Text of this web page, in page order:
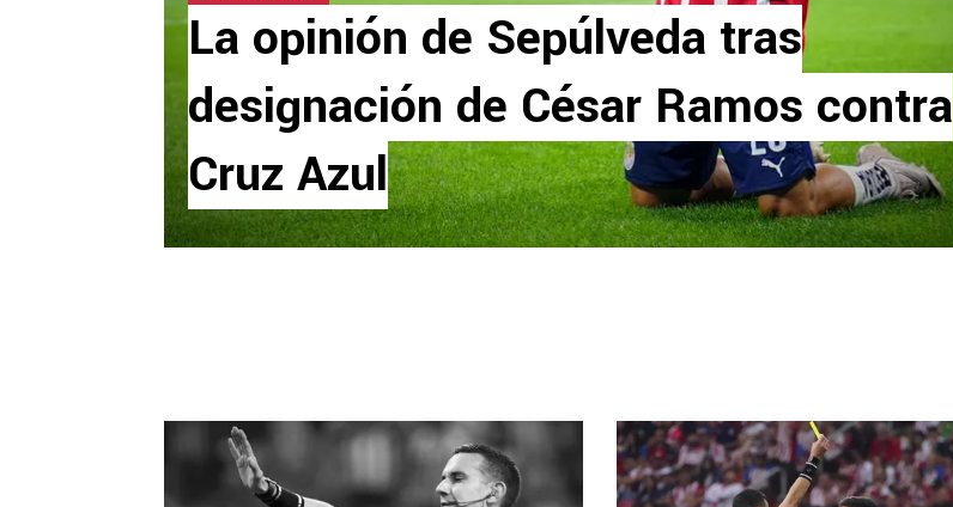
La opinión de Sepúlveda tras
designación de César Ramos contra
Cruz Azul